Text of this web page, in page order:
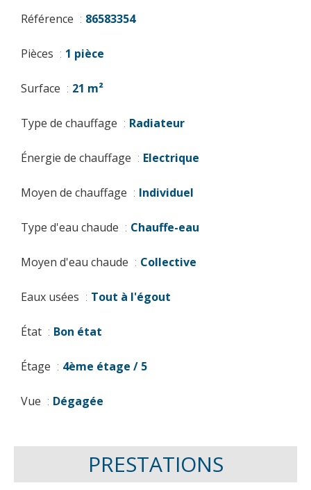
Référence 86583354
Pièces 1 pièce
Surface 21 m²
Type de chauffage Radiateur
Énergie de chauffage Electrique
Moyen de chauffage Individuel
Type d'eau chaude Chauffe-eau
Moyen d'eau chaude Collective
Eaux usées Tout à l'égout
État Bon état
Étage 4ème étage / 5
Vue Dégagée
PRESTATIONS